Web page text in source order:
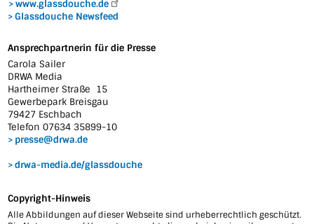
www.glassdouche.de
Glassdouche Newsfeed
Ansprechpartnerin für die Presse
Carola Sailer
DRWA Media
Hartheimer Straße 15
Gewerbepark Breisgau
79427 Eschbach
Telefon 07634 35899-10
presse@drwa.de
drwa-media.de/glassdouche
Copyright-Hinweis
Alle Abbildungen auf dieser Webseite sind urheberrechtlich geschützt.